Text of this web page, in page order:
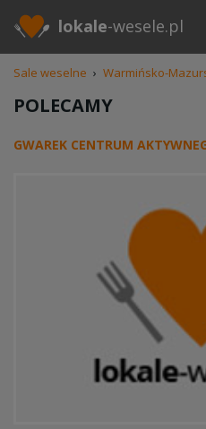
lokale-wesele.pl
Sale weselne › Warmińsko-
POLECAMY
GWAREK CENTRUM